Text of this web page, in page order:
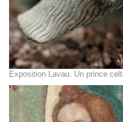
Exposition Lavau. Un prince